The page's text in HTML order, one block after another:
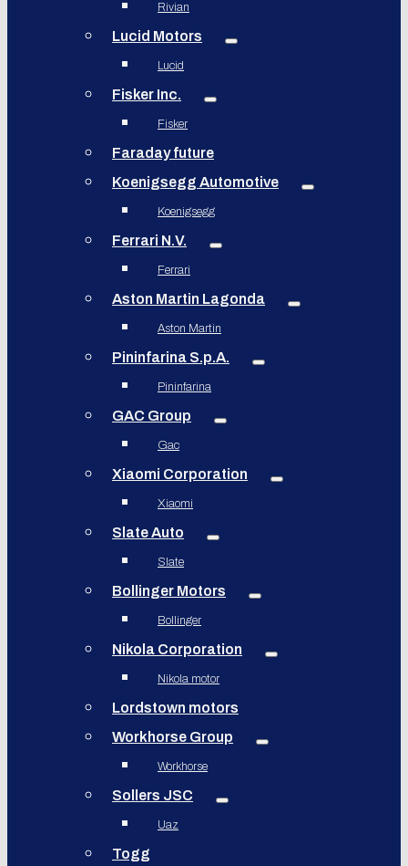
Rivian
Lucid Motors
Lucid
Fisker Inc.
Fisker
Faraday future
Koenigsegg Automotive
Koenigsegg
Ferrari N.V.
Ferrari
Aston Martin Lagonda
Aston Martin
Pininfarina S.p.A.
Pininfarina
GAC Group
Gac
Xiaomi Corporation
Xiaomi
Slate Auto
Slate
Bollinger Motors
Bollinger
Nikola Corporation
Nikola motor
Lordstown motors
Workhorse Group
Workhorse
Sollers JSC
Uaz
Togg